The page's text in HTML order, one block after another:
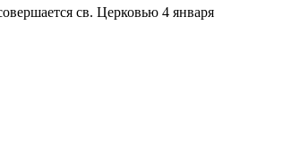
св. Церковью 4 января